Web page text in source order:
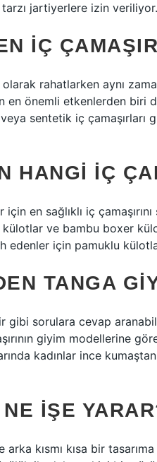
jartiyerlere izin veriliyor.
IÇ
olarak rahatlarken aynı
en önemli etkenlerden biri
sentetik iç
HANGI IÇ
en sağlıklı iç
ve bambu boxer
edenler için pamuklu
TANGA
gibi sorulara cevap
giyim modellerine
kadınlar ince
IŞE
arka kısmı kısa bir